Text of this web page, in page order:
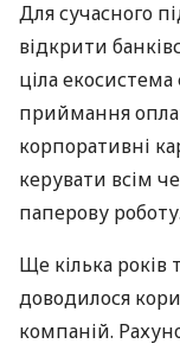
Для сучасного
відкрити
ціла
приймання
корпоративні
керувати всім
паперову роботу.
Ще кілька
доводилося
компаній.